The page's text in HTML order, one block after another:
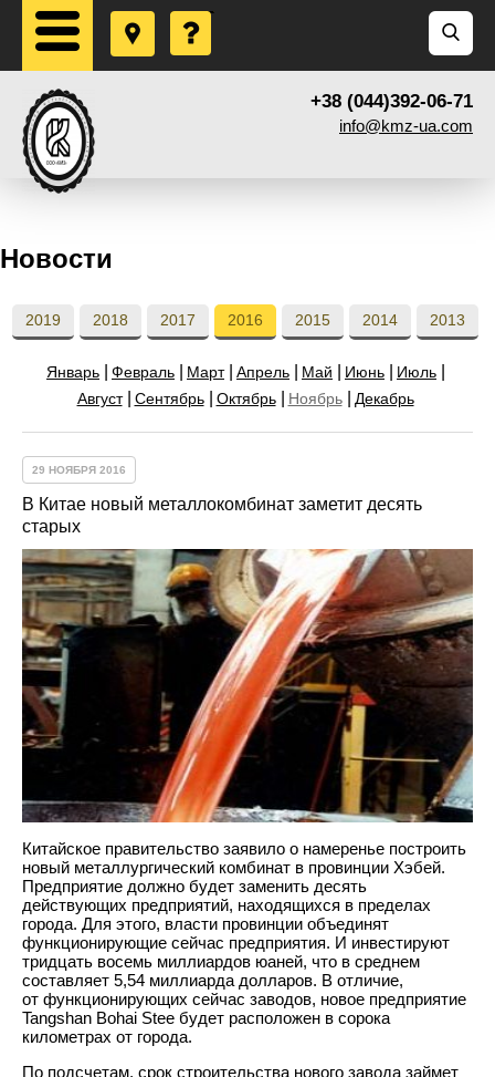
+38 (044)392-06-71
info@kmz-ua.com
Новости
2019 2018 2017 2016 2015 2014 2013
Январь Февраль Март Апрель Май Июнь
Июль
Август
Сентябрь Октябрь Ноябрь Декабрь
29 НОЯБРЯ 2016
В Китае новый металлокомбинат заметит десять
старых
Китайское правительство заявило о намеренье построить
новый металлургический комбинат в провинции Хэбей.
Предприятие должно будет заменить десять
действующих предприятий, находящихся в пределах
города. Для этого, власти провинции объединят
функционирующие сейчас предприятия. И инвестируют
тридцать восемь миллиардов юаней, что в среднем
составляет 5,54 миллиарда долларов. В отличие,
от функционирующих сейчас заводов, новое предприятие
Tangshan Bohai Stee будет расположен в сорока
километрах от города.
По подсчетам, срок строительства нового завода займет